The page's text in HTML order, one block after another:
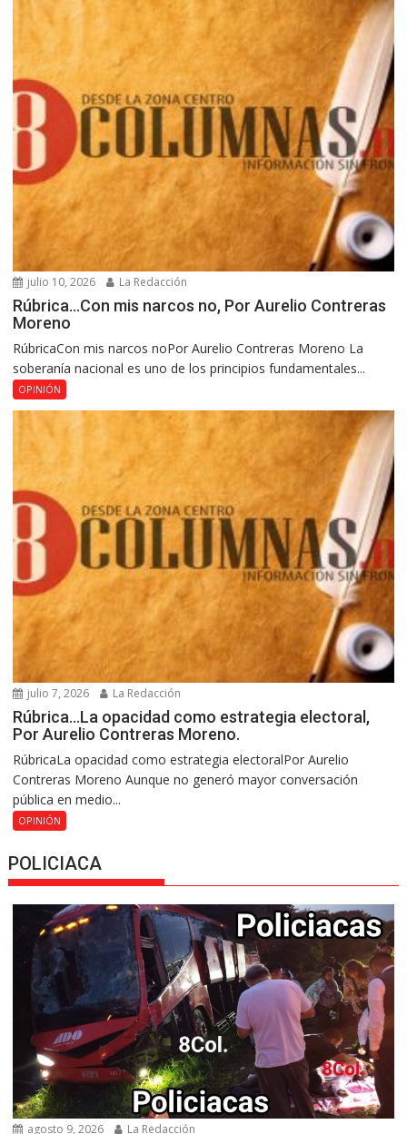
julio 10, 2026 La Redacción
Rúbrica…Con mis narcos no, Por Aurelio Contreras
Moreno
RúbricaCon mis narcos noPor Aurelio Contreras Moreno La
soberanía nacional es uno de los principios fundamentales...
OPINIÓN
julio 7, 2026 La Redacción
Rúbrica…La opacidad como estrategia electoral,
Por Aurelio Contreras Moreno.
RúbricaLa opacidad como estrategia electoralPor Aurelio
Contreras Moreno Aunque no generó mayor conversación
pública en medio...
OPINIÓN
POLICIACA
agosto 9, 2026 La Redacción